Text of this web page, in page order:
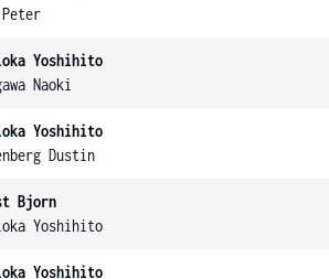
Peter
Yoshihito
Naoki
Yoshihito
Dustin
Bjorn
Yoshihito
Yoshihito